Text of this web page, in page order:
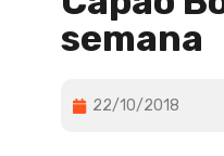
semana
22/10/2018